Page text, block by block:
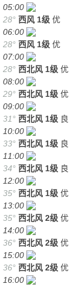
05:00
28° 西风 1级 优
06:00
28° 西风 1级 优
07:00
28° 西北风 1级 优
08:00
29° 西北风 1级 优
09:00
31° 西北风 1级 良
10:00
33° 西北风 1级 良
11:00
34° 西北风 1级 良
12:00
35° 西北风 1级 优
13:00
35° 西北风 2级 优
14:00
36° 西北风 2级 优
15:00
36° 西北风 2级 优
16:00